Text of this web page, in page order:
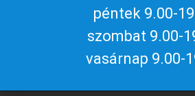
Aktuális gyulai
a
péntek 9.00-
szombat 9.00-
vasárnap 9.00-